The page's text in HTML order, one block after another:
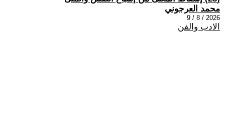
محمد العرجوني
2026 / 8 / 9
الادب والفن